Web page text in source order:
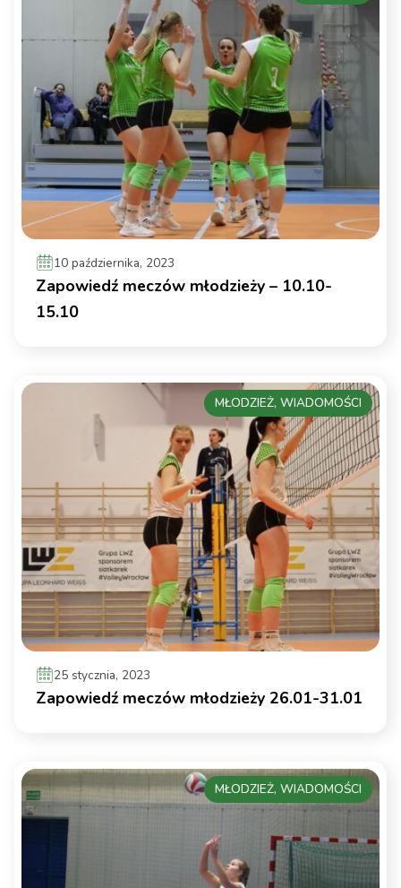
10 października, 2023
Zapowiedź meczów młodzieży – 10.10-
15.10
25 stycznia, 2023
Zapowiedź meczów młodzieży 26.01-31.01
MŁODZIEŻ, WIADOMOŚCI
MŁODZIEŻ, WIADOMOŚCI